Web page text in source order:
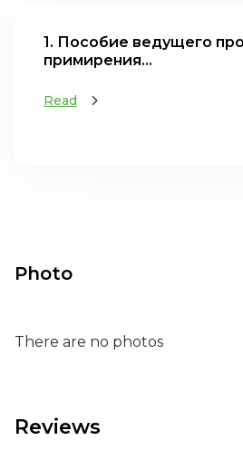
1. Пособие ведущего
примирения...
Read
Photo
There are no photos
Reviews